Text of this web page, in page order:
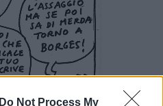
Do Not Process My